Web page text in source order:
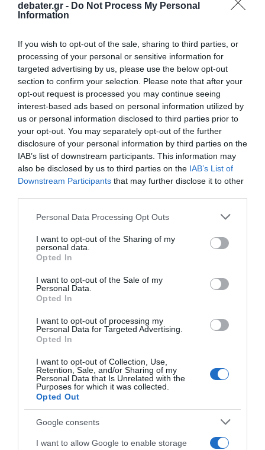
debater.gr - Do Not Process My Personal
Information
If you wish to opt-out of the sale, sharing to third parties, or
processing of your personal or sensitive information for
targeted advertising by us, please use the below opt-out
section to confirm your selection. Please note that after your
opt-out request is processed you may continue seeing
interest-based ads based on personal information utilized by
us or personal information disclosed to third parties prior to
your opt-out. You may separately opt-out of the further
disclosure of your personal information by third parties on the
IAB’s list of downstream participants. This information may
also be disclosed by us to third parties on the IAB’s List of
Downstream Participants that may further disclose it to other
Please note that this website/app uses one or more Google
not limited to your visit or usage behaviour. You may click to
grant or deny consent to Google and its third-party tags to
use your data for below specified purposes in below Google
consent section.
Personal Data Processing Opt Outs
I want to opt-out of the Sharing of my
personal data.
Opted In
I want to opt-out of the Sale of my
Personal Data.
Opted In
I want to opt-out of processing my
Personal Data for Targeted Advertising.
Opted In
I want to opt-out of Collection, Use,
Retention, Sale, and/or Sharing of my
Personal Data that Is Unrelated with the
Purposes for which it was collected.
Opted Out
Google consents
I want to allow Google to enable storage
Είναι η ιδανική περίοδος για να επενδύσουν
στη μόρφωσή τους ή να ξεκινήσουν ένα
project που σχεδίαζαν καιρό, καθώς οι
συνθήκες είναι πλέον ώριμες για να
αποδώσουν οι κόποι τους στο μέγιστο
βαθμό.
Προσθήκη ως προτεινόμενη
Ειδήσεις σήμερα
Δείτε τις προσπάθειες χελώνας να
γεννήσει σε παραλία της Ρόδου – Η
Τροχαίο στον Κηφισό – Καθυστερήσεις
Μητσοτάκης: “Η ενίσχυση της
παραγωγικής βάσης στρατηγική
προτεραιότητα για μία πιο ανταγωνιστική,
εξωστρεφή και ανθεκτική ελληνική